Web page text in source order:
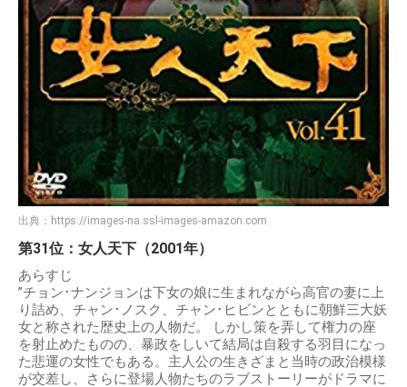
出典： https://images-na.ssl-images-amazon.com
第31位：女人天下（2001年）
あらすじ
”チョン･ナンジョンは下女の娘に生まれながら高官の妻に上
り詰め、チャン･ノスク、チャン･ヒビンとともに朝鮮三大妖
女と称された歴史上の人物だ。 しかし策を弄して権力の座
を射止めたものの、暴政をしいて結局は自殺する羽目になっ
た悲運の女性でもある。主人公の生きざまと当時の政治模様
が交差し、さらに登場人物たちのラブストーリーがドラマに